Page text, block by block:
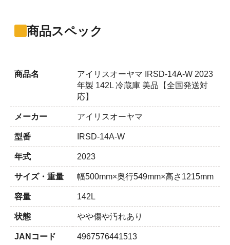
商品スペック
商品名
アイリスオーヤマ IRSD-14A-W 2023
年製 142L 冷蔵庫 美品【全国発送対
応】
メーカー アイリスオーヤマ
型番 IRSD-14A-W
年式 2023
サイズ・重量 幅500mm×奥行549mm×高さ1215mm
容量 142L
状態 やや傷や汚れあり
JANコード 4967576441513